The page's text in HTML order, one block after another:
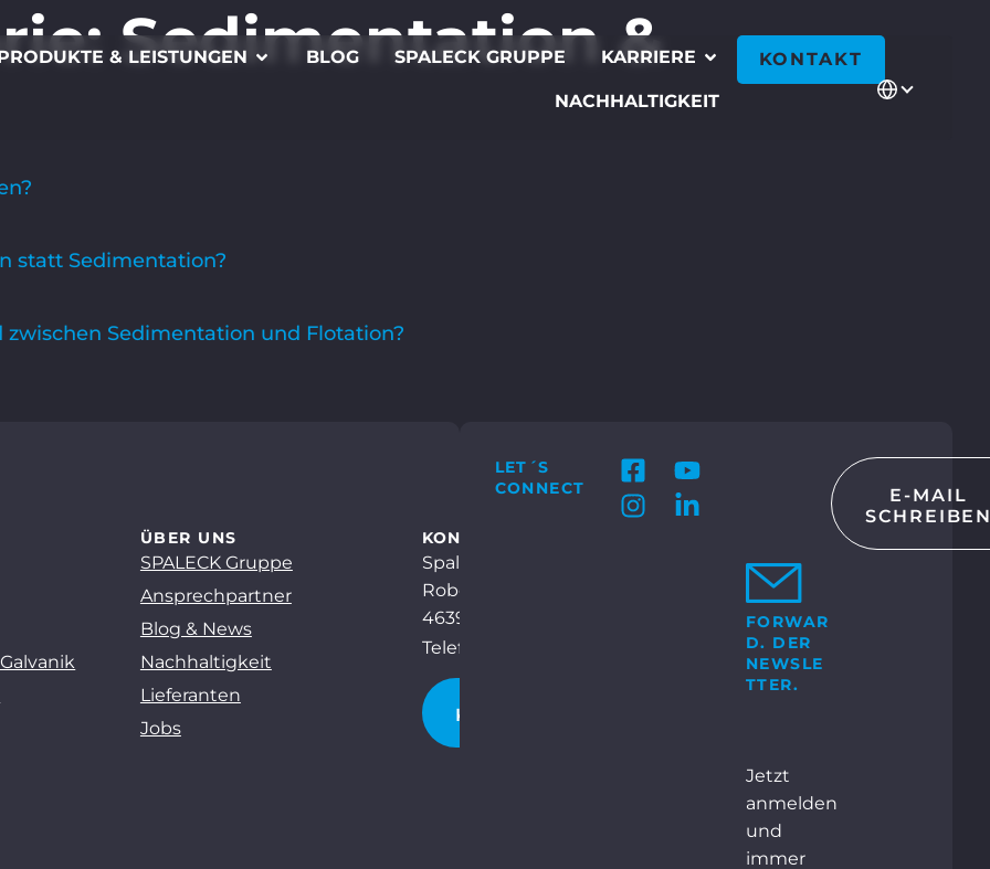
& LEISTUNGEN BLOG SPALECK GRUPPE KARRIERE
NACHHALTIGKEIT
KONTAKT
Sedimentation &
statt Sedimentation?
Sedimentation und Flotation?
ÜBER UNS
SPALECK Gruppe
Ansprechpartner
Blog & News
Nachhaltigkeit
Lieferanten
Jobs
KONTAKT
Spaleck GmbH & Co. KG
Robert-Bosch-Str. 15
46397 Bocholt
Telefon:
KONTAKT
LET´S
CONNECT
FORWAR
D. DER
NEWSLE
TTER.
Jetzt
anmelden
und
immer
E-MAIL